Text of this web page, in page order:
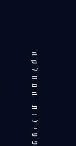
פעילות המחלקה